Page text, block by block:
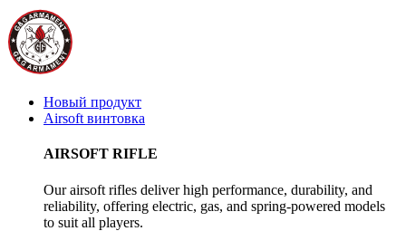
Новый продукт
Airsoft винтовка
AIRSOFT RIFLE
Our airsoft rifles deliver high performance, durability, and
reliability, offering electric, gas, and spring-powered models
to suit all players.